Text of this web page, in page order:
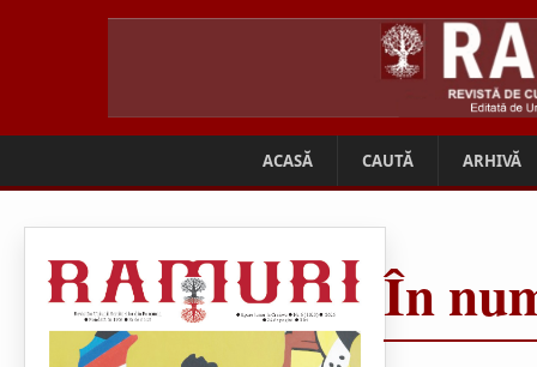
ACASĂ CAUTĂ ARHIVĂ
În